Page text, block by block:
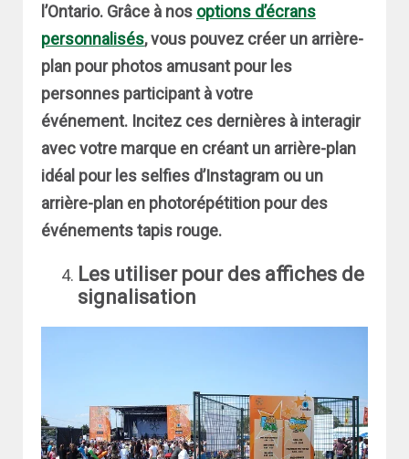
l’Ontario. Grâce à nos options d’écrans
personnalisés, vous pouvez créer un arrière-
plan pour photos amusant pour les
personnes participant à votre
événement. Incitez ces dernières à interagir
avec votre marque en créant un arrière-plan
idéal pour les selfies d’Instagram ou un
arrière-plan en photorépétition pour des
événements tapis rouge.
Les utiliser pour des affiches de
signalisation